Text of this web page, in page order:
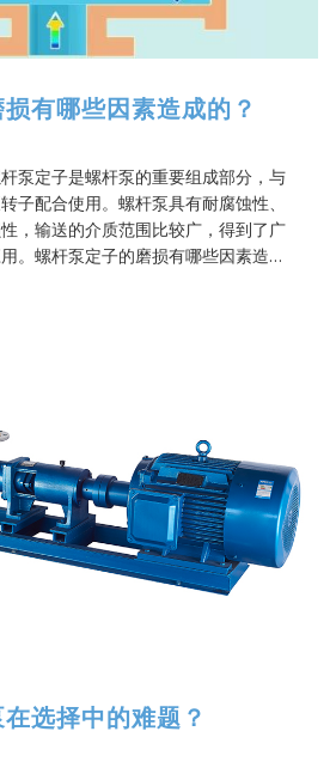
有哪些因素造成的？
泵定子是螺杆泵的重要组成部分，与
子配合使用。螺杆泵具有耐腐蚀性、
，输送的介质范围比较广，得到了广
。螺杆泵定子的磨损有哪些因素造成
选择中的难题？